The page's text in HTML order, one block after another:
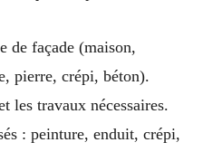
de façade (maison,
pierre, crépi, béton).
les travaux nécessaires.
: peinture, enduit, crépi,